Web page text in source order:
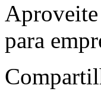
Aproveite
para